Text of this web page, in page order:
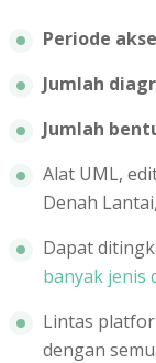
Periode
Jumlah
Jumlah
Alat UML,
Denah
Dapat
banyak jenis
Lintas
dengan